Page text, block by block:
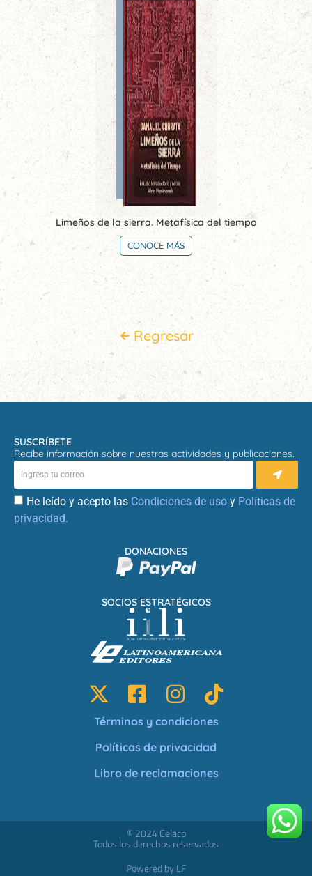
Limeños de la sierra. Metafísica del tiempo
CONOCE MÁS
Regresar
SUSCRÍBETE
Recibe información sobre nuestras actividades y publicaciones.
He leído y acepto las Condiciones de uso y Políticas de
privacidad.
SOCIOS ESTRATÉGICOS
DONACIONES
Términos y condiciones
Políticas de privacidad
Libro de reclamaciones
© 2024 Celacp
Todos los derechos reservados
Powered by LF